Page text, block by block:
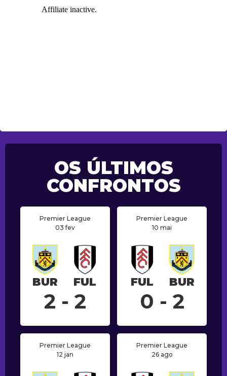
OS ÚLTIMOS
CONFRONTOS
Premier League
03 fev
BUR FUL
2 - 2
Premier League
10 mai
FUL BUR
0 - 2
Premier League
12 jan
Premier League
26 ago